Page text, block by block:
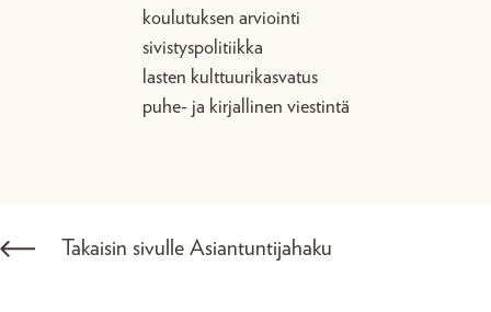
koulutuksen arviointi
sivistyspolitiikka
lasten kulttuurikasvatus
puhe- ja kirjallinen viestintä
Takaisin sivulle Asiantuntijahaku